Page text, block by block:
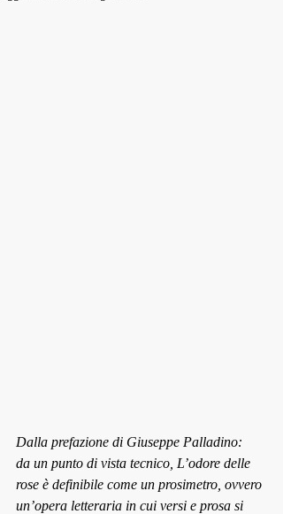
Dalla prefazione di Giuseppe Palladino:
da un punto di vista tecnico, L’odore delle
rose è definibile come un prosimetro, ovvero
un’opera letteraria in cui versi e prosa si